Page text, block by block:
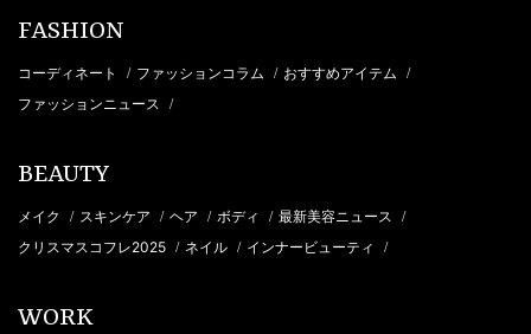
FASHION
コーディネート / ファッションコラム / おすすめアイテム /
ファッションニュース /
BEAUTY
メイク / スキンケア / ヘア / ボディ / 最新美容ニュース /
クリスマスコフレ2025 / ネイル / インナービューティ /
WORK